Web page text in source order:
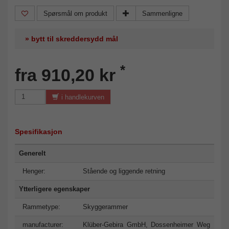
Spørsmål om produkt Sammenligne
» bytt til skreddersydd mål
fra 910,20 kr *
i handlekurven
Spesifikasjon
Generelt
Henger: Stående og liggende retning
Ytterligere egenskaper
Rammetype: Skyggerammer
manufacturer:
Klüber-Gebira GmbH, Dossenheimer Weg